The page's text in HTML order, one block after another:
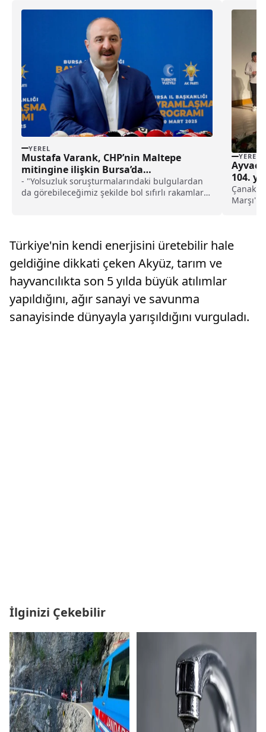
YEREL
Mustafa Varank, CHP’nin Maltepe
mitingine ilişkin Bursa’da
açıklamalarda bulundu: haberi
- "Yolsuzluk soruşturmalarındaki bulgulardan
da görebileceğimiz şekilde bol sıfırlı rakamlarla
YEREL
104.
Türkiye'nin kendi enerjisini üretebilir hale
geldiğine dikkati çeken Akyüz, tarım ve
hayvancılıkta son 5 yılda büyük atılımlar
yapıldığını, ağır sanayi ve savunma
sanayisinde dünyayla yarışıldığını vurguladı.
İlginizi Çekebilir